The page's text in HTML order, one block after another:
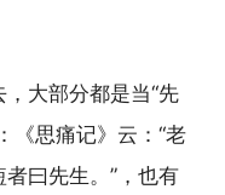
大部分都是当“先
《思痛记》云：“老
曰先生。”，也有